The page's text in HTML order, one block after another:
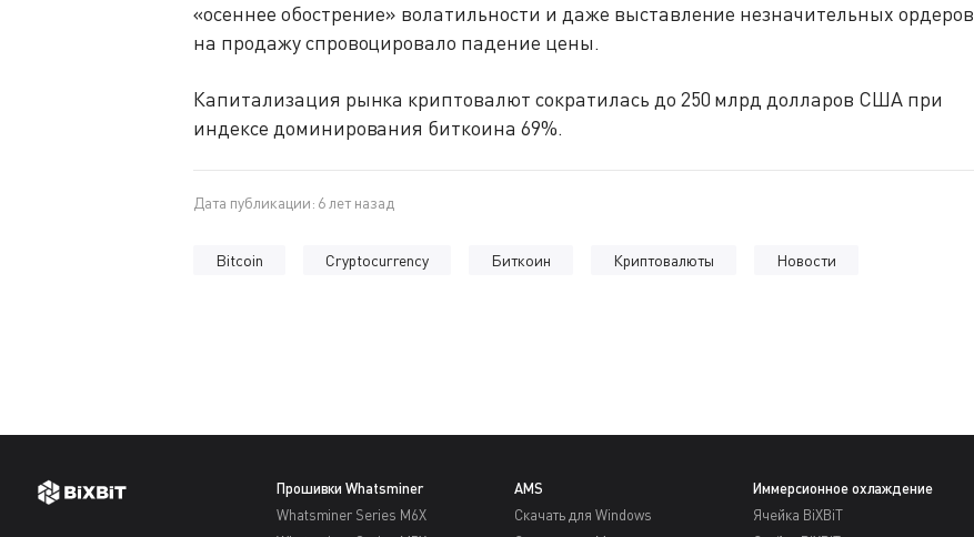
«осеннее обострение» волатильности и даже выставление незначительных ордеров
на продажу спровоцировало падение цены.
Капитализация рынка криптовалют сократилась до 250 млрд долларов США при
индексе доминирования биткоина 69%.
Дата публикации: 6 лет назад
Bitcoin Cryptocurrency Биткоин Криптовалюты Новости
Прошивки Whatsminer
Whatsminer Series M6X
AMS
Скачать для Windows
Иммерсионное охлаждение
Ячейка BiXBiT